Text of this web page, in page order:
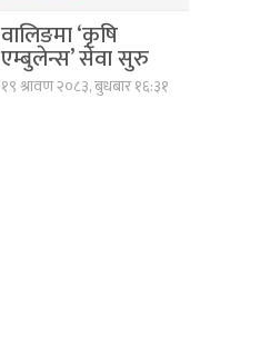
वालिङमा ‘कृषि
एम्बुलेन्स’ सेवा सुरु
१९ श्रावण २०८३, बुधबार १६:३१